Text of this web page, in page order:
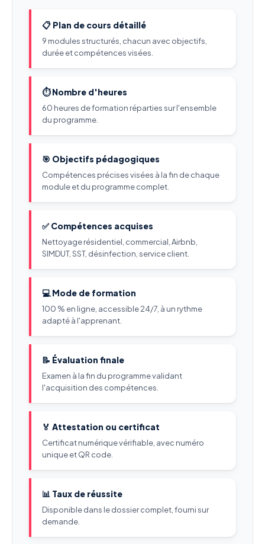
📋 Plan de cours détaillé
9 modules structurés, chacun avec objectifs,
durée et compétences visées.
⏱️ Nombre d'heures
60 heures de formation réparties sur l'ensemble
du programme.
🎯 Objectifs pédagogiques
Compétences précises visées à la fin de chaque
module et du programme complet.
✅ Compétences acquises
Nettoyage résidentiel, commercial, Airbnb,
SIMDUT, SST, désinfection, service client.
💻 Mode de formation
100 % en ligne, accessible 24/7, à un rythme
adapté à l'apprenant.
📝 Évaluation finale
Examen à la fin du programme validant
l'acquisition des compétences.
🏅 Attestation ou certificat
Certificat numérique vérifiable, avec numéro
unique et QR code.
📊 Taux de réussite
Disponible dans le dossier complet, fourni sur
demande.